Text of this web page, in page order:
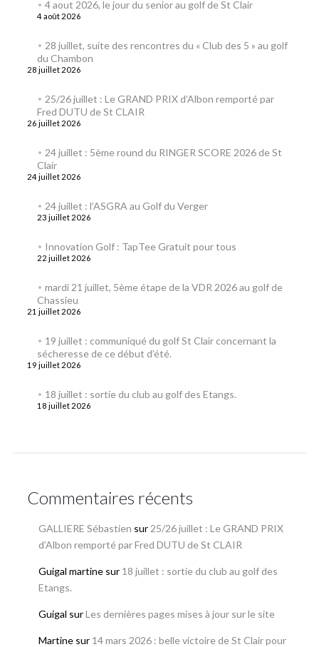
4 aout 2026, le jour du senior au golf de St Clair
4 août 2026
28 juillet, suite des rencontres du « Club des 5 » au golf
du Chambon
28 juillet 2026
25/26 juillet : Le GRAND PRIX d’Albon remporté par
Fred DUTU de St CLAIR
26 juillet 2026
24 juillet : 5ème round du RINGER SCORE 2026 de St
Clair
24 juillet 2026
24 juillet : l’ASGRA au Golf du Verger
23 juillet 2026
Innovation Golf : TapTee Gratuit pour tous
22 juillet 2026
mardi 21 juillet, 5ème étape de la VDR 2026 au golf de
Chassieu
21 juillet 2026
19 juillet : communiqué du golf St Clair concernant la
sécheresse de ce début d’été.
19 juillet 2026
18 juillet : sortie du club au golf des Etangs.
18 juillet 2026
Commentaires récents
GALLIERE Sébastien sur 25/26 juillet : Le GRAND PRIX
d’Albon remporté par Fred DUTU de St CLAIR
Guigal martinesur 18 juillet : sortie du club au golf des
Etangs.
Guigal surLes dernières pages mises à jour sur le site
Martinesur 14 mars 2026 : belle victoire de St Clair pour